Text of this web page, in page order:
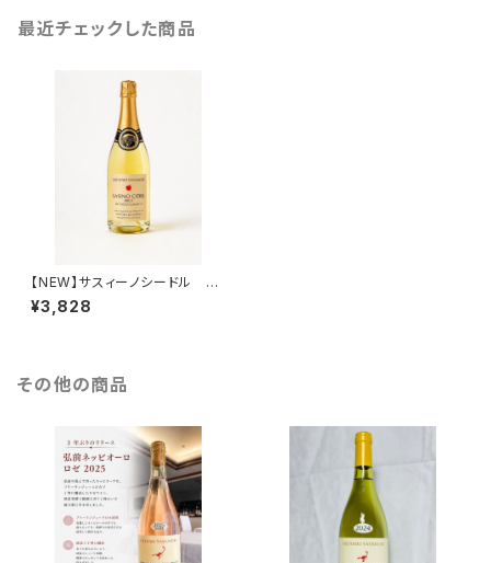
最近チェックした商品
【NEW】サスィーノシードル 75
0ml
¥3,828
その他の商品